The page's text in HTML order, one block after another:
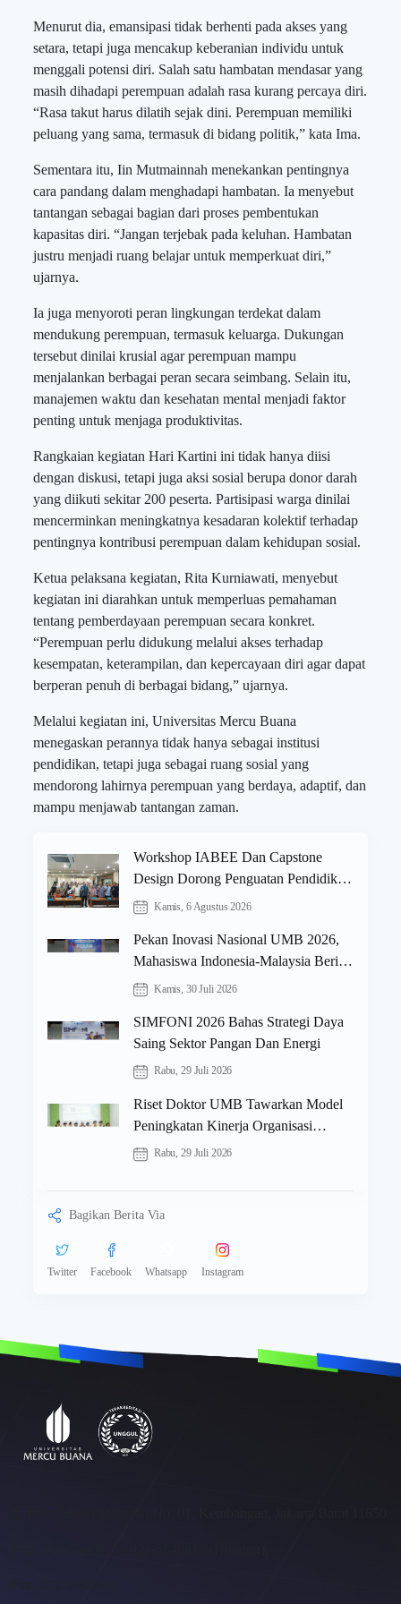
Menurut dia, emansipasi tidak berhenti pada akses yang
setara, tetapi juga mencakup keberanian individu untuk
menggali potensi diri. Salah satu hambatan mendasar yang
masih dihadapi perempuan adalah rasa kurang percaya diri.
“Rasa takut harus dilatih sejak dini. Perempuan memiliki
peluang yang sama, termasuk di bidang politik,” kata Ima.
Sementara itu, Iin Mutmainnah menekankan pentingnya
cara pandang dalam menghadapi hambatan. Ia menyebut
tantangan sebagai bagian dari proses pembentukan
kapasitas diri. “Jangan terjebak pada keluhan. Hambatan
justru menjadi ruang belajar untuk memperkuat diri,”
ujarnya.
Ia juga menyoroti peran lingkungan terdekat dalam
mendukung perempuan, termasuk keluarga. Dukungan
tersebut dinilai krusial agar perempuan mampu
menjalankan berbagai peran secara seimbang. Selain itu,
manajemen waktu dan kesehatan mental menjadi faktor
penting untuk menjaga produktivitas.
Rangkaian kegiatan Hari Kartini ini tidak hanya diisi
dengan diskusi, tetapi juga aksi sosial berupa donor darah
yang diikuti sekitar 200 peserta. Partisipasi warga dinilai
mencerminkan meningkatnya kesadaran kolektif terhadap
pentingnya kontribusi perempuan dalam kehidupan sosial.
Ketua pelaksana kegiatan, Rita Kurniawati, menyebut
kegiatan ini diarahkan untuk memperluas pemahaman
tentang pemberdayaan perempuan secara konkret.
“Perempuan perlu didukung melalui akses terhadap
kesempatan, keterampilan, dan kepercayaan diri agar dapat
berperan penuh di berbagai bidang,” ujarnya.
Melalui kegiatan ini, Universitas Mercu Buana
menegaskan perannya tidak hanya sebagai institusi
pendidikan, tetapi juga sebagai ruang sosial yang
mendorong lahirnya perempuan yang berdaya, adaptif, dan
mampu menjawab tantangan zaman.
Workshop IABEE Dan Capstone
Design Dorong Penguatan Pendidikan
Teknik Di Universitas Mercu Buana
Kamis, 6 Agustus 2026
Pekan Inovasi Nasional UMB 2026,
Mahasiswa Indonesia-Malaysia Beri
Solusi Berbasis AI
Kamis, 30 Juli 2026
SIMFONI 2026 Bahas Strategi Daya
Saing Sektor Pangan Dan Energi
Rabu, 29 Juli 2026
Riset Doktor UMB Tawarkan Model
Peningkatan Kinerja Organisasi
Pelayanan Kepemudaan
Rabu, 29 Juli 2026
Bagikan Berita Via
Twitter Facebook Whatsapp Instagram